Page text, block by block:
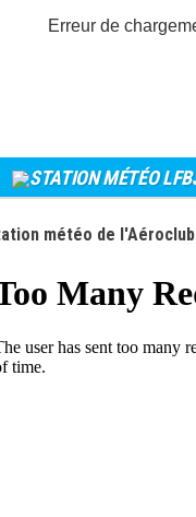
Erreur de
STATION MÉTÉO
météo de